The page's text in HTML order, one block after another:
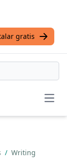
gratis
/ Writing